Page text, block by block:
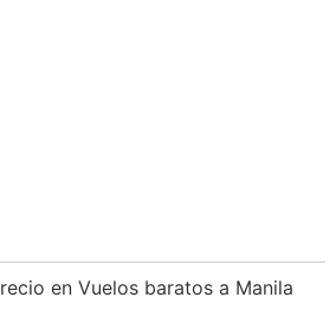
en Vuelos baratos a Manila